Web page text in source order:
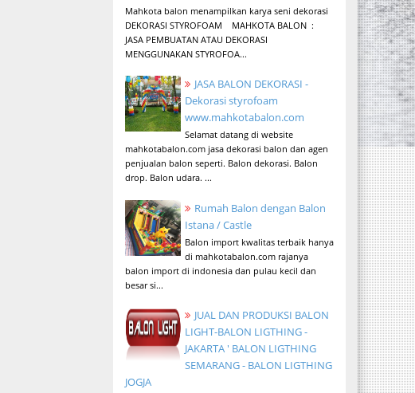
Mahkota balon menampilkan karya seni dekorasi
DEKORASI STYROFOAM MAHKOTA BALON :
JASA PEMBUATAN ATAU DEKORASI
MENGGUNAKAN STYROFOA...
JASA BALON DEKORASI -
Dekorasi styrofoam
www.mahkotabalon.com
Selamat datang di website
mahkotabalon.com jasa dekorasi balon dan agen
penjualan balon seperti. Balon dekorasi. Balon
drop. Balon udara. ...
Rumah Balon dengan Balon
Istana / Castle
Balon import kwalitas terbaik hanya
di mahkotabalon.com rajanya
balon import di indonesia dan pulau kecil dan
besar si...
JUAL DAN PRODUKSI BALON
LIGHT-BALON LIGTHING -
JAKARTA ' BALON LIGTHING
SEMARANG - BALON LIGTHING
JOGJA